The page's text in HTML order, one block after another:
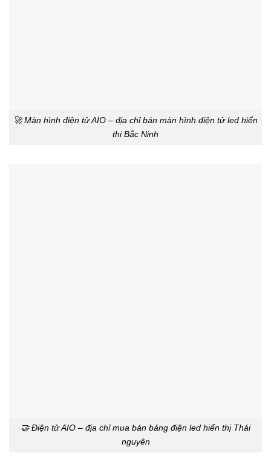
🚀 Màn hình điện tử AIO – địa chỉ bán màn hình điện tử led hiển
thị Bắc Ninh
🤝 Điện tử AIO – địa chỉ mua bán bảng điện led hiển thị Thái
nguyên